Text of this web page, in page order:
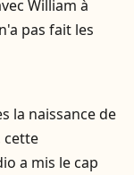
William à
pas fait les
la naissance de
cette
a mis le cap